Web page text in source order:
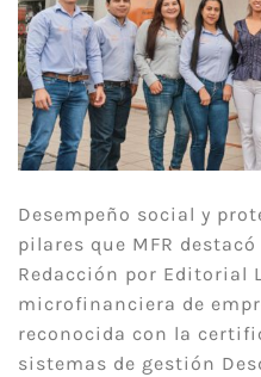
Desempeño social y
pilares que MFR
Redacción por Editorial
microfinanciera de
reconocida con la
sistemas de gestión